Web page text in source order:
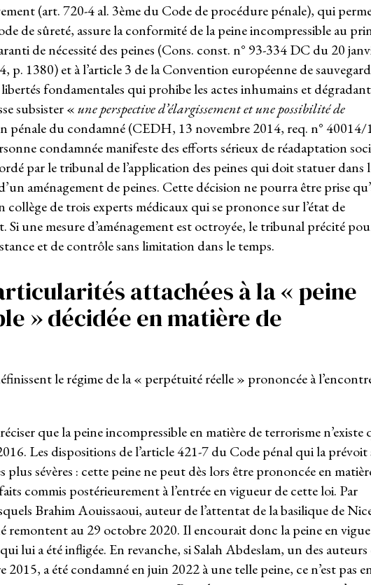
(art. 720-4 al. 3èmedu Code de procédure pénale), qui
de sûreté, assure la conformité de la peine incompressible au
de nécessité des peines (Cons. const. n° 93-334 DC du 20
p. 1380) et à l’article 3 de la Convention européenne de
fondamentales qui prohibe les actes inhumains et
subsister «une perspective d’élargissement et une possibilité de
pénale du condamné (CEDH, 13 novembre 2014, req. n° 40014/
condamnée manifeste des efforts sérieux de réadaptation
par le tribunal de l’application des peines qui doit statuer dans
aménagement de peines. Cette décision ne pourra être prise
collège de trois experts médicaux qui se prononce sur l’état de
Si une mesure d’aménagement est octroyée, le tribunal précité
et de contrôle sans limitation dans le temps.
attachées à la « peine
» décidée en matière de
le régime de la « perpétuité réelle » prononcée à
que la peine incompressible en matière de terrorisme n’existe
Les dispositions de l’article 421-7 du Code pénal qui la
plus sévères : cette peine ne peut dès lors être prononcée en
commis postérieurement à l’entrée en vigueur de cette loi. Par
Brahim Aouissaoui, auteur de l’attentat de la basilique de
remontent au 29 octobre 2020. Il encourait donc la peine en
lui a été infligée. En revanche, si Salah Abdeslam, un des auteurs
a été condamné en juin 2022 à une telle peine, ce n’est pas